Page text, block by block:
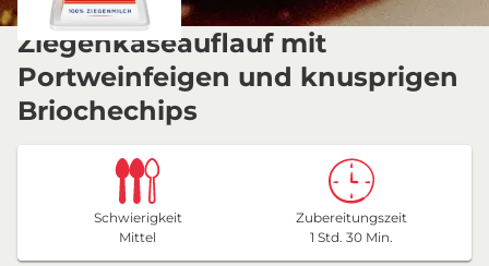
Ziegenkäseauflauf mit
Portweinfeigen und knusprigen
Briochechips
Schwierigkeit
Mittel
Zubereitungszeit
1 Std. 30 Min.